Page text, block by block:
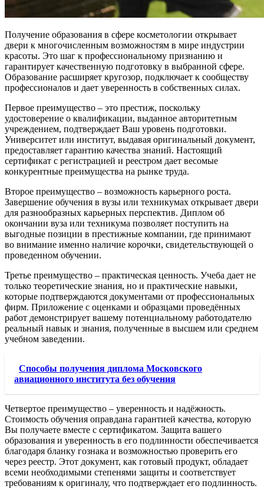
Получение образования в сфере косметологии открывает
двери к многочисленным возможностям в мире индустрии
красоты. Это шаг к профессиональному признанию и
гарантирует качественную подготовку в выбранной сфере.
Образование расширяет кругозор, подключает к сообществу
профессионалов и дает уверенность в собственных силах.
Первое преимущество – это престиж, поскольку
удостоверение о квалификации, выданное авторитетным
учреждением, подтверждает Ваш уровень подготовки.
Университет или институт, выдавая оригинальный документ,
предоставляет гарантию качества знаний. Настоящий
сертификат с регистрацией и реестром дает весомые
конкурентные преимущества на рынке труда.
Второе преимущество – возможность карьерного роста.
Завершение обучения в вузы или техникумах открывает двери
для разнообразных карьерных перспектив. Диплом об
окончании вуза или техникума позволяет поступить на
выгодные позиции в престижные компании, где принимают
во внимание именно наличие корочки, свидетельствующей о
проведенном обучении.
Третье преимущество – практическая ценность. Учеба дает не
только теоретические знания, но и практические навыки,
которые подтверждаются документами от профессиональных
фирм. Приложение с оценками и образцами проведённых
работ демонстрирует вашему потенциальному работодателю
реальный навык и знания, полученные в высшем или среднем
учебном заведении.
Способы получения диплома Московского
авиационного института без обучения
Четвертое преимущество – уверенность и надёжность.
Стоимость обучения оправдана гарантией качества, которую
Вы получаете вместе с сертификатом. Защита вашего
образования и уверенность в его подлинности обеспечивается
благодаря бланку гознака и возможностью проверить его
через реестр. Этот документ, как готовый продукт, обладает
всеми необходимыми степенями защиты и соответствует
требованиям к оригиналу, что подтверждает его подлинность.